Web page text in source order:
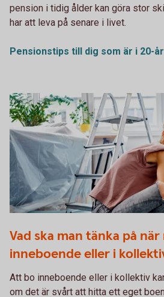
pension i tidig ålder kan göra stor
har att leva på senare i livet.
Pensionstips till dig som är i 20-
Vad ska man tänka på
inneboende eller i
Att bo inneboende eller i kollektiv
om det är svårt att hitta ett eget